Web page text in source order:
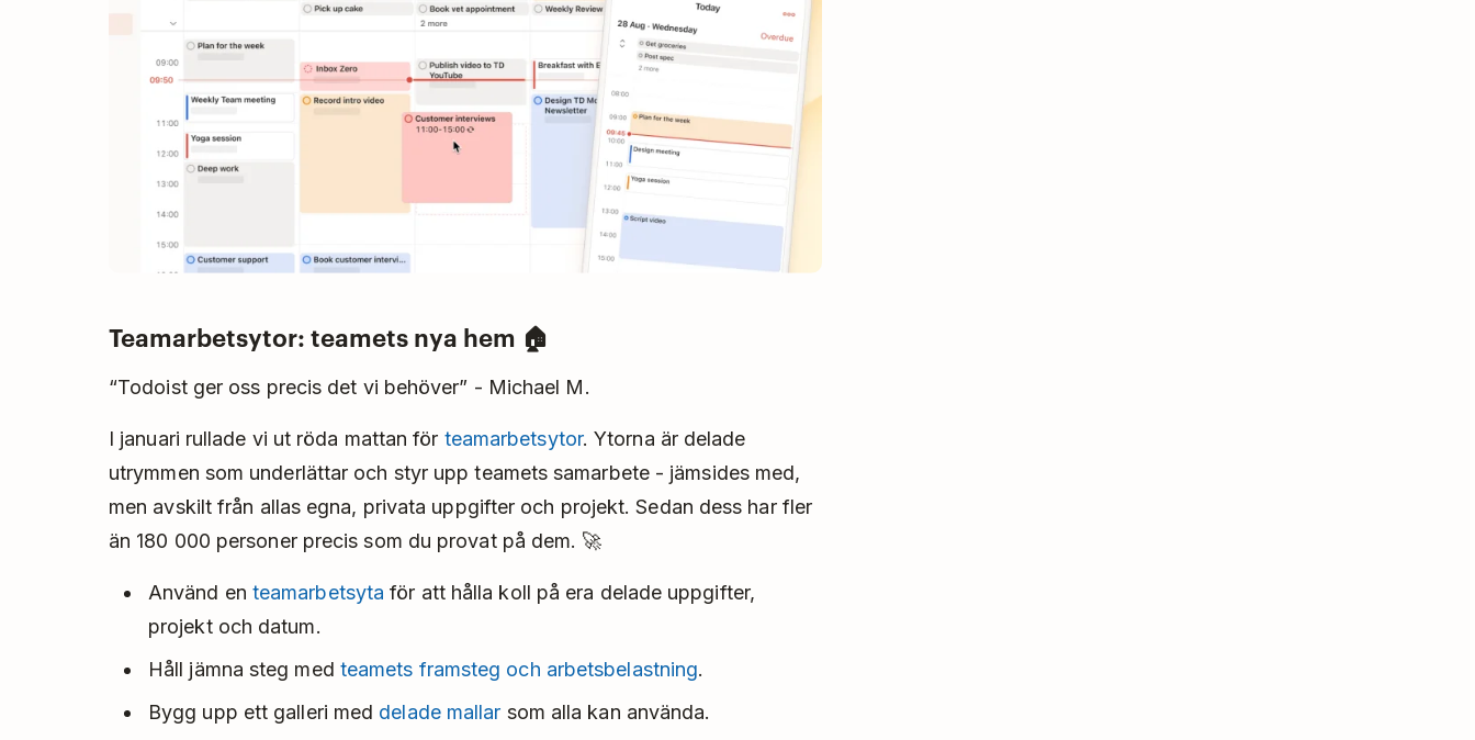
Teamarbetsytor: teamets nya hem 🏠
“Todoist ger oss precis det vi behöver” - Michael M.
I januari rullade vi ut röda mattan för teamarbetsytor. Ytorna är delade
utrymmen som underlättar och styr upp teamets samarbete - jämsides med,
men avskilt från allas egna, privata uppgifter och projekt. Sedan dess har fler
än 180 000 personer precis som du provat på dem. 🚀
Använd en teamarbetsyta för att hålla koll på era delade uppgifter,
projekt och datum.
Håll jämna steg med teamets framsteg och arbetsbelastning.
Bygg upp ett galleri med delade mallar som alla kan använda.